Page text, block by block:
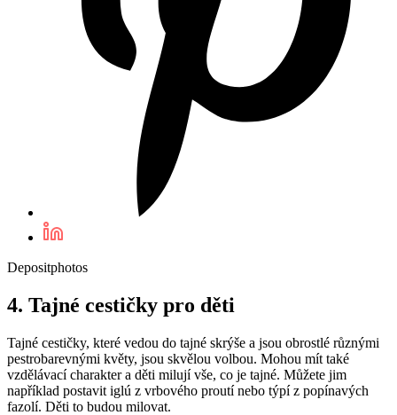
Depositphotos
4. Tajné cestičky pro děti
Tajné cestičky, které vedou do tajné skrýše a jsou obrostlé různými
pestrobarevnými květy, jsou skvělou volbou. Mohou mít také
vzdělávací charakter a děti milují vše, co je tajné. Můžete jim
například postavit iglú z vrbového proutí nebo týpí z popínavých
fazolí. Děti to budou milovat.